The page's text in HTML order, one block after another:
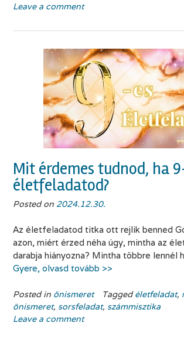
Leave a comment
Mit érdemes tudnod, ha
életfeladatod?
Posted on 2024.12.30.
Az életfeladatod titka ott rejlik benned
azon, miért érzed néha úgy, mintha az
darabja hiányozna? Mintha többre lennél
Gyere, olvasd tovább >>
Posted in önismeret Taggedéletfeladat,
önismeret, sorsfeladat, számmisztika
Leave a comment